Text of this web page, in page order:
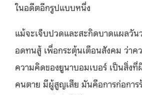
ในอดีตอีกรูปแบบหนึ่ง
แม้จะเจ็บปวดและสะกิดบาดแผลวัน
อดทนสู้ เพื่อกระตุ้นเตือนสังคม ว่าค
ความคิดของยูนาบอมเบอร์ เป็นสิ่งที่
คนตาย มีผู้สูญเสีย มันคือการก่อการ